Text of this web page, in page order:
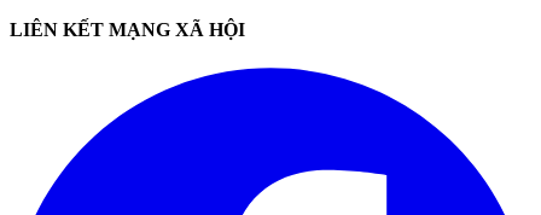
LIÊN KẾT MẠNG XÃ HỘI